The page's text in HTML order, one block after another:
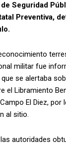
Seguridad
Preventiva,
militar fue
se alertaba
el Libramiento
El Diez, por
al sitio.
autoridades